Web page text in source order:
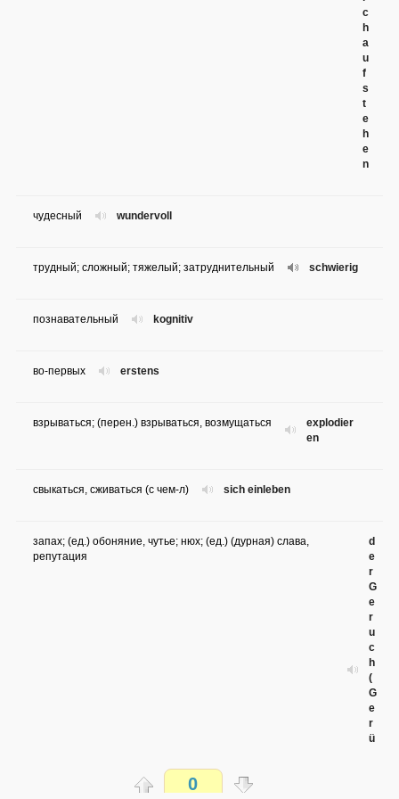
c
h
a
u
f
s
t
e
h
e
n
wundervoll
чудесный
schwierig
трудный; сложный; тяжелый; затруднительный
kognitiv
познавательный
erstens
во-первых
explodier
en
взрываться; (перен.) взрываться, возмущаться
sich einleben
свыкаться, сживаться (с чем-л)
d
e
r
G
e
r
u
c
h
(
G
e
r
ü
запах; (ед.) обоняние, чутье; нюх; (ед.) (дурная) слава,
репутация
0